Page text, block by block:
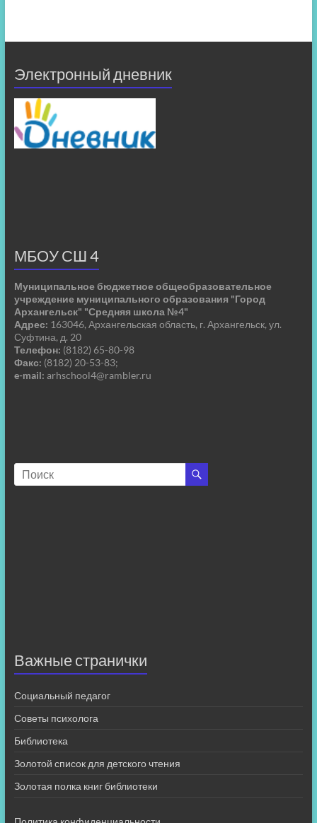
Электронный дневник
МБОУ СШ 4
Муниципальное бюджетное общеобразовательное
учреждение муниципального образования "Город
Архангельск" "Средняя школа №4"
Адрес: 163046, Архангельская область, г. Архангельск, ул.
Суфтина, д. 20
Телефон: (8182) 65-80-98
Факс: (8182) 20-53-83;
e-mail: arhschool4@rambler.ru
Важные странички
Социальный педагог
Советы психолога
Библиотека
Золотой список для детского чтения
Золотая полка книг библиотеки